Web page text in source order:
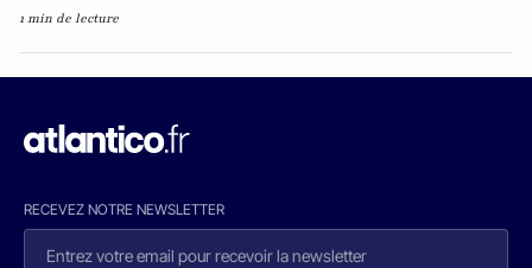
1 min de lecture
RECEVEZ NOTRE NEWSLETTER